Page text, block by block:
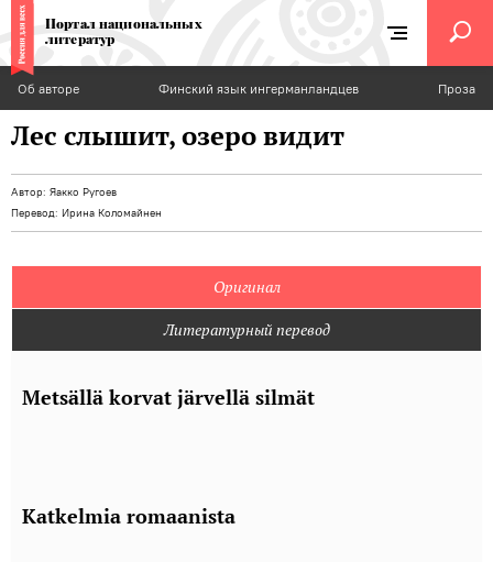
Портал национальных
литератур
Об авторе Финский язык ингерманландцев Проза
Лес слышит, озеро видит
Автор: Яакко Ругоев
Перевод: Ирина Коломайнен
Оригинал
Литературный перевод
Metsällä korvat järvellä silmät
Katkelmia romaanista